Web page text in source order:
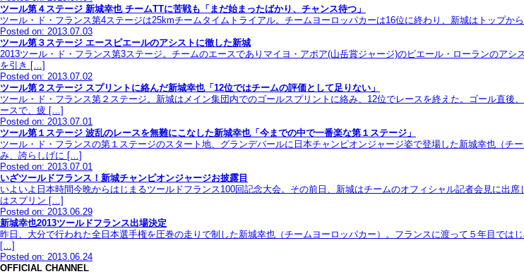
ツール第４ステージ 新城幸也 チームTTに苦戦も「まだ始まったばかり、チャンス待つ」
ツール・ド・フランス第4ステージは25kmチームタイムトライアル。チームヨーロッパカーは16位に終わり、新城はトップ
Posted on: 2013.07.03
ツール第３ステージ エースピエールのアシストに徹した新城
2013ツール・ド・フランス第3ステージ。チームのエースでありマイヨ・アポア(山岳賞ジャージ)のピエール・ローランのア
を引き […]
Posted on: 2013.07.02
ツール第２ステージ スプリントに絡んだ新城幸也「12位ではチームの評価として足りない」
ツール・ド・フランス第２ステージ。新城はメイン集団内でのゴールスプリントに絡み、12位でレースを終えた。ゴール直
ースで、疲 […]
Posted on: 2013.07.01
ツール第１ステージ 波乱のレースを無難にこなした新城幸也「今までの中で一番楽な第１ステージ」
ツール・ド・フランスの第１ステージのスタート地、グランデパールに日本チャンピオンジャージ姿で登場した新城幸也（
み、誇らしげに […]
Posted on: 2013.07.01
いざツールドフランス！新城チャンピオンジャージお披露目
いよいよ日本時間今晩からはじまるツールドフランス100回記念大会。その前日、新城はチームのオフィシャル記者会見に出
はスプリン […]
Posted on: 2013.06.29
新城幸也2013ツールドフランス出場決定
昨日、大分で行われた全日本選手権を圧巻の走りで制した新城幸也（チームヨーロッパカー）。フランスに渡って５年目で
[…]
Posted on: 2013.06.24
OFFICIAL CHANNEL